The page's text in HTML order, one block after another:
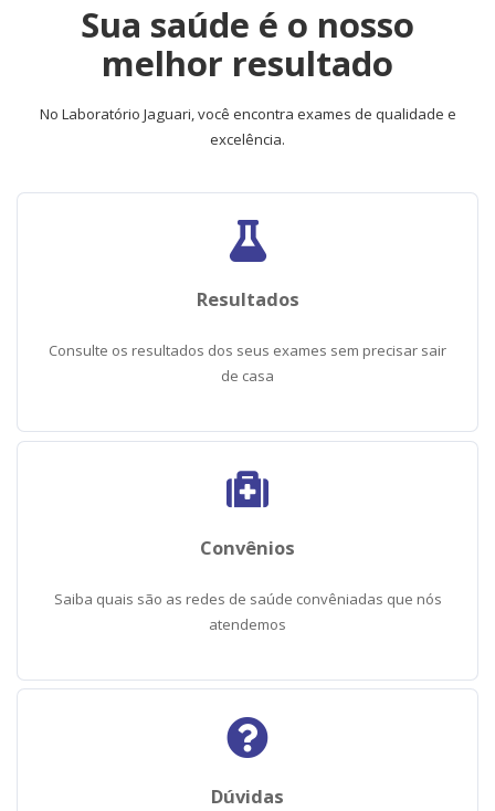
Sua saúde é o nosso
melhor resultado
​​​​​​​No Laboratório Jaguari, você encontra exames de qualidade e
excelência.
Resultados
Consulte os resultados dos seus exames sem precisar sair
de casa
Convênios
Saiba quais são as redes de saúde convêniadas que nós
atendemos
Dúvidas